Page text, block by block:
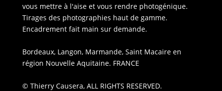
vous mettre à l'aise et vous rendre photogénique.
Tirages des photographies haut de gamme.
Encadrement fait main sur demande.
Bordeaux, Langon, Marmande, Saint Macaire en
région Nouvelle Aquitaine. FRANCE
© Thierry Causera, ALL RIGHTS RESERVED.